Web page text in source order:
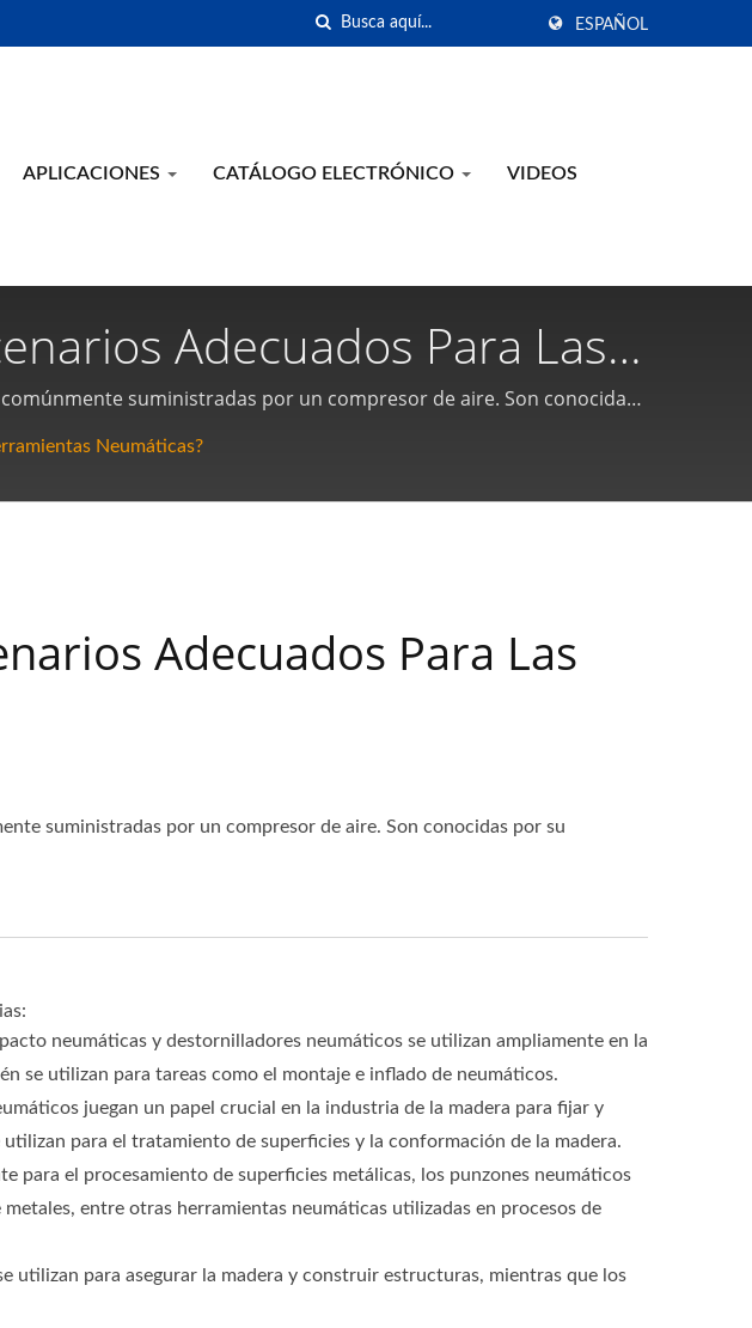
ESPAÑOL
APLICACIONES CATÁLOGO ELECTRÓNICO VIDEOS
Adecuados Para Las
De Herramientas
Neumáticas De Taiwán |
suministradas por un compresor de aire. Son conocidas
Neumáticas?
Adecuados Para Las
suministradas por un compresor de aire. Son conocidas por su
neumáticas y destornilladores neumáticos se utilizan ampliamente en la
se utilizan para tareas como el montaje e inflado de neumáticos.
juegan un papel crucial en la industria de la madera para fijar y
para el tratamiento de superficies y la conformación de la madera.
para el procesamiento de superficies metálicas, los punzones neumáticos
entre otras herramientas neumáticas utilizadas en procesos de
utilizan para asegurar la madera y construir estructuras, mientras que los